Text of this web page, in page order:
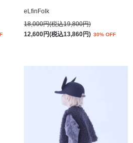
eLfinFolk
18,000円(税込19,800円)
12,600円(税込13,860円) 30% OFF